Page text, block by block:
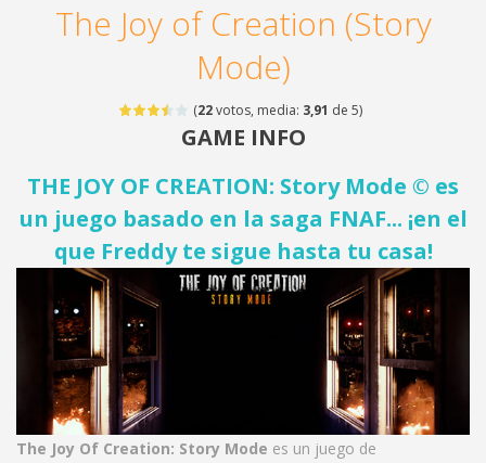
The Joy of Creation (Story
Mode)
(22votos, media: 3,91 de 5)
GAME INFO
THE JOY OF CREATION: Story Mode © es
un juego basado en la saga FNAF... ¡en el
que Freddy te sigue hasta tu casa!
The Joy Of Creation: Story Mode es un juego de